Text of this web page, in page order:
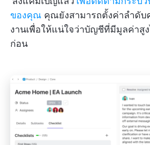
ของคุณ คุณยังสามารถตั้งค่าลำดั
งานเพื่อให้แน่ใจว่าบัญชีที่มีมูลค่าสู
ก่อน